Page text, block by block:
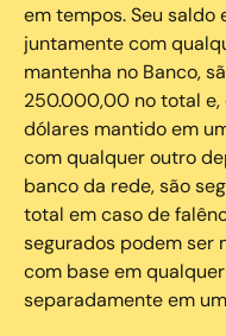
em tempos. Seu saldo
juntamente com
mantenha no Banco,
250.000,00 no total e,
dólares mantido em
com qualquer outro
banco da rede, são
total em caso de
segurados podem ser
com base em
separadamente em